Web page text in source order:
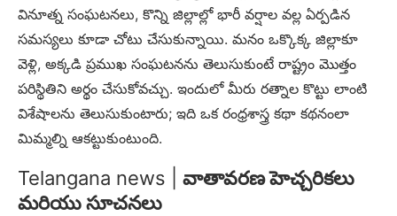
వినూత్న సంఘటనలు, కొన్ని జిల్లాల్లో భారీ వర్షాల వల్ల ఏర్పడిన
సమస్యలు కూడా చోటు చేసుకున్నాయి. మనం ఒక్కొక్క జిల్లాకూ
వెళ్లి, అక్కడి ప్రముఖ సంఘటనను తెలుసుకుంటే రాష్ట్రం మొత్తం
పరిస్థితిని అర్థం చేసుకోవచ్చు. ఇందులో మీరు రత్నాల కొట్టు లాంటి
విశేషాలను తెలుసుకుంటారు; ఇది ఒక రంధ్రశాస్త్ర కథా కథనంలా
మిమ్మల్ని ఆకట్టుకుంటుంది.
Telangana news | వాతావరణ హెచ్చరికలు
మరియు సూచనలు